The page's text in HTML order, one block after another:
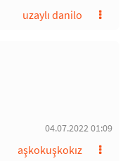
uzaylı danilo
04.07.2022 01:09
aşkokuşkokız